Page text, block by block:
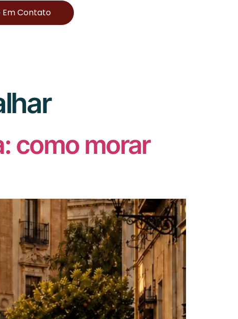
Em Contato
como morar